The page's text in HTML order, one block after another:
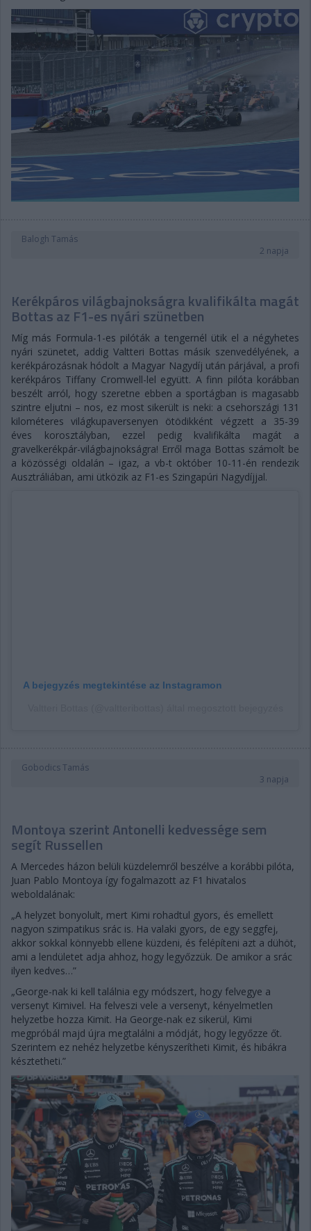
Balogh Tamás
2 napja
Kerékpáros világbajnokságra kvalifikálta magát
Bottas az F1-es nyári szünetben
Míg más Formula-1-es pilóták a tengernél ütik el a négyhetes
nyári szünetet, addig Valtteri Bottas másik szenvedélyének, a
kerékpározásnak hódolt a Magyar Nagydíj után párjával, a profi
kerékpáros Tiffany Cromwell-lel együtt. A finn pilóta korábban
beszélt arról, hogy szeretne ebben a sportágban is magasabb
szintre eljutni – nos, ez most sikerült is neki: a csehországi 131
kilométeres világkupaversenyen ötödikként végzett a 35-39
éves korosztályban, ezzel pedig kvalifikálta magát a
gravelkerékpár-világbajnokságra! Erről maga Bottas számolt be
a közösségi oldalán – igaz, a vb-t október 10-11-én rendezik
Ausztráliában, ami ütközik az F1-es Szingapúri Nagydíjjal.
A bejegyzés megtekintése az Instagramon
Gobodics Tamás
3 napja
Montoya szerint Antonelli kedvessége sem
segít Russellen
A Mercedes házon belüli küzdelemről beszélve a korábbi pilóta,
Juan Pablo Montoya így fogalmazott az F1 hivatalos
weboldalának:
„A helyzet bonyolult, mert Kimi rohadtul gyors, és emellett
nagyon szimpatikus srác is. Ha valaki gyors, de egy seggfej,
akkor sokkal könnyebb ellene küzdeni, és felépíteni azt a dühöt,
ami a lendületet adja ahhoz, hogy legyőzzük. De amikor a srác
ilyen kedves…”
„George-nak ki kell találnia egy módszert, hogy felvegye a
versenyt Kimivel. Ha felveszi vele a versenyt, kényelmetlen
helyzetbe hozza Kimit. Ha George-nak ez sikerül, Kimi
megpróbál majd újra megtalálni a módját, hogy legyőzze őt.
Szerintem ez nehéz helyzetbe kényszerítheti Kimit, és hibákra
késztetheti.”